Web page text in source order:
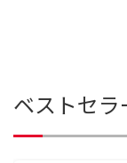
ベストセ